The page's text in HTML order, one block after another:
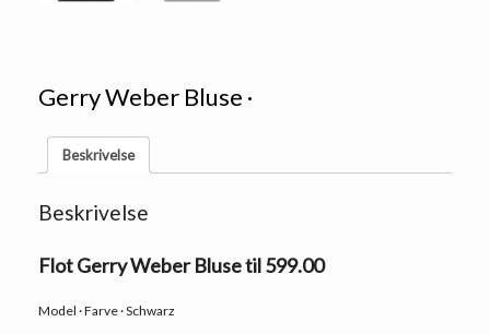
Gerry Weber Bluse ·
Beskrivelse
Beskrivelse
Flot Gerry Weber Bluse til 599.00
Model · Farve · Schwarz